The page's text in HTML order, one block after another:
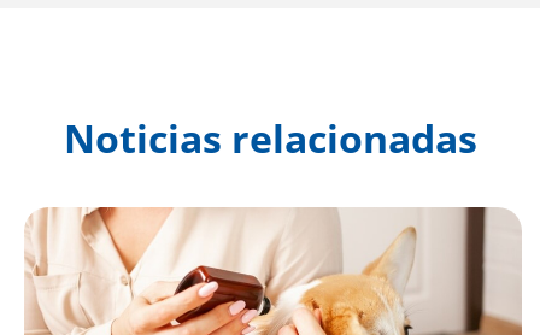
Noticias relacionadas